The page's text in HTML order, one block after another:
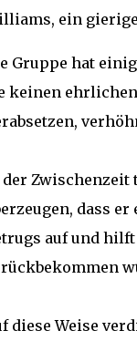
ein
Gruppe hat
keinen
Zwischenzeit
dass
auf und
diese Weise